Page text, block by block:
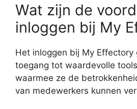
Wat zijn de
inloggen bij My
Het inloggen bij My Effectory
toegang tot waardevolle
waarmee ze de
van medewerkers kunnen